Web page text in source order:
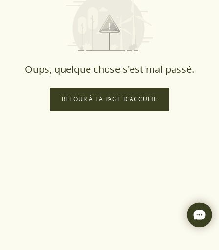
Oups, quelque chose s'est mal passé.
RETOUR À LA PAGE D'ACCUEIL